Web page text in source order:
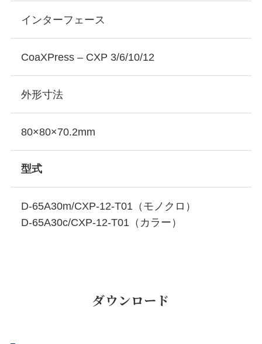
インターフェース
CoaXPress – CXP 3/6/10/12
外形寸法
80×80×70.2mm
型式
D-65A30m/CXP-12-T01（モノクロ）
D-65A30c/CXP-12-T01（カラー）
ダウンロード